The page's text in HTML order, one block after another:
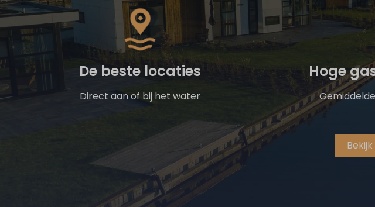
De beste locaties
Direct aan of bij het water
Hoge